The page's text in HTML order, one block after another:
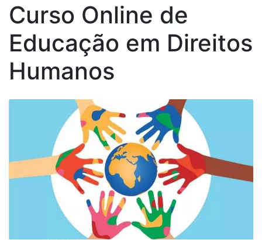
Curso Online de
Educação em Direitos
Humanos